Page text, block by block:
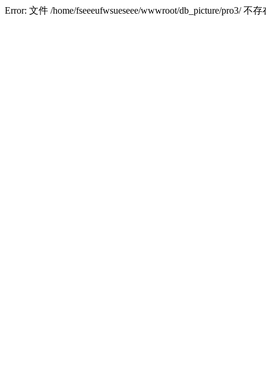
Error: 文件 /home/fseeeufwsueseee/wwwroot/db_picture/pro3/ 不存